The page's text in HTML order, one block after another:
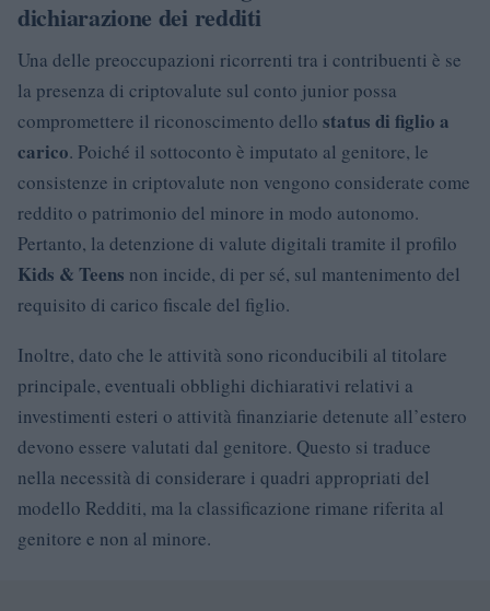
dichiarazione dei redditi
Una delle preoccupazioni ricorrenti tra i contribuenti è se
la presenza di criptovalute sul conto junior possa
compromettere il riconoscimento dello status di figlio a
carico. Poiché il sottoconto è imputato al genitore, le
consistenze in criptovalute non vengono considerate come
reddito o patrimonio del minore in modo autonomo.
Pertanto, la detenzione di valute digitali tramite il profilo
Kids & Teens non incide, di per sé, sul mantenimento del
requisito di carico fiscale del figlio.
Inoltre, dato che le attività sono riconducibili al titolare
principale, eventuali obblighi dichiarativi relativi a
investimenti esteri o attività finanziarie detenute all’estero
devono essere valutati dal genitore. Questo si traduce
nella necessità di considerare i quadri appropriati del
modello Redditi, ma la classificazione rimane riferita al
genitore e non al minore.